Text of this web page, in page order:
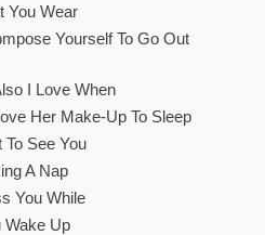
You Wear
Yourself To Go Out
I Love When
Her Make-Up To Sleep
To See You
A Nap
You While
Wake Up